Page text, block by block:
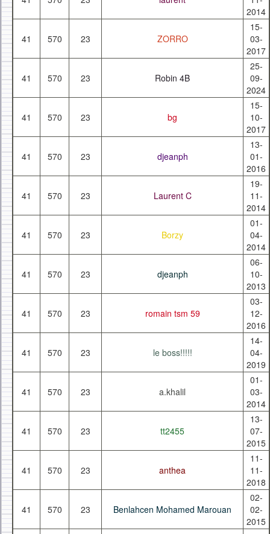
2014
41 570 23 ZORRO
15-
03-
2017
41 570 23 Robin 4B
25-
09-
2024
41 570 23 bg
15-
10-
2017
41 570 23 djeanph
13-
01-
2016
41 570 23 Laurent C
19-
11-
2014
41 570 23 Borzy
01-
04-
2014
41 570 23 djeanph
06-
10-
2013
41 570 23 romain tsm 59
03-
12-
2016
41 570 23 le boss!!!!!
14-
04-
2019
41 570 23 a.khalil
01-
03-
2014
41 570 23 tt2455
13-
07-
2015
41 570 23 anthea
11-
11-
2018
41 570 23 Benlahcen Mohamed Marouan
02-
02-
2015